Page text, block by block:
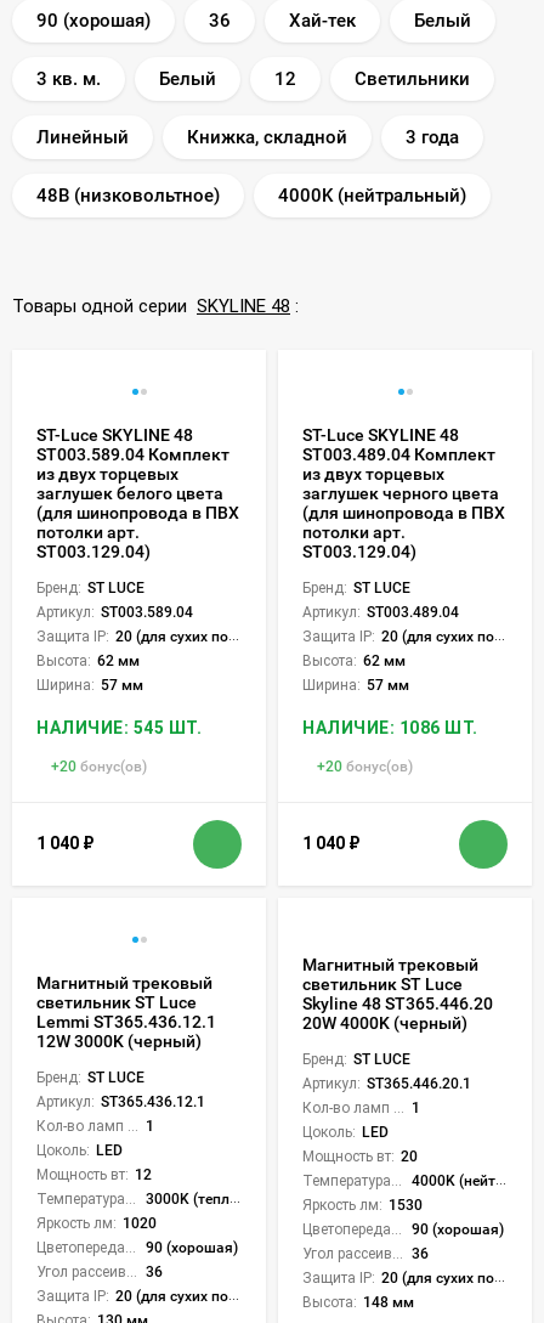
90 (хорошая) 36 Хай-тек Белый
3 кв. м. Белый 12 Светильники
Линейный Книжка, складной 3 года
48В (низковольтное) 4000K (нейтральный)
Товары одной серии SKYLINE 48 :
ST-Luce SKYLINE 48
ST003.589.04 Комплект
из двух торцевых
заглушек белого цвета
(для шинопровода в ПВХ
потолки арт.
ST003.129.04)
Бренд: ST LUCE
Артикул: ST003.589.04
Защита IP: 20 (для сухих пом.)
Высота: 62 мм
Ширина: 57 мм
НАЛИЧИЕ: 545 ШТ.
+20 бонус(ов)
1 040 ₽
ST-Luce SKYLINE 48
ST003.489.04 Комплект
из двух торцевых
заглушек черного цвета
(для шинопровода в ПВХ
потолки арт.
ST003.129.04)
Бренд: ST LUCE
Артикул: ST003.489.04
Защита IP: 20 (для сухих пом.)
Высота: 62 мм
Ширина: 57 мм
НАЛИЧИЕ: 1086 ШТ.
+20 бонус(ов)
1 040 ₽
Магнитный трековый
светильник ST Luce
Lemmi ST365.436.12.1
12W 3000K (черный)
Бренд: ST LUCE
Артикул: ST365.436.12.1
1
Цоколь: LED
Мощность вт: 12
3000K (теплый)
Яркость лм: 1020
90 (хорошая)
36
Защита IP: 20 (для сухих пом.)
Магнитный трековый
светильник ST Luce
Skyline 48 ST365.446.20
20W 4000K (черный)
Бренд: ST LUCE
Артикул: ST365.446.20.1
1
Цоколь: LED
Мощность вт: 20
4000K (нейтральный)
Яркость лм: 1530
90 (хорошая)
36
Защита IP: 20 (для сухих пом.)
Высота: 148 мм